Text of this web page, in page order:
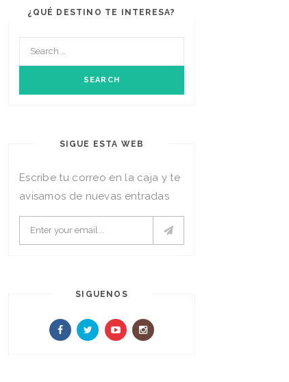
¿QUÉ DESTINO TE INTERESA?
SIGUE ESTA WEB
Escribe tu correo en la caja y te
avisamos de nuevas entradas
SIGUENOS